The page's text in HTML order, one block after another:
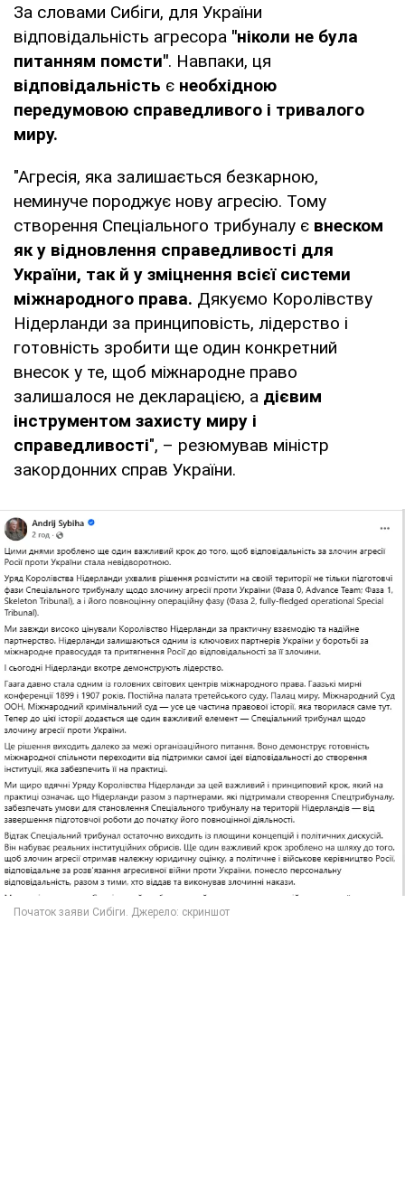
За словами Сибіги, для України
відповідальність агресора "ніколи не була
питанням помсти". Навпаки, ця
відповідальність є необхідною
передумовою справедливого і тривалого
миру.
"Агресія, яка залишається безкарною,
неминуче породжує нову агресію. Тому
створення Спеціального трибуналу є внеском
як у відновлення справедливості для
України, так й у зміцнення всієї системи
міжнародного права. Дякуємо Королівству
Нідерланди за принциповість, лідерство і
готовність зробити ще один конкретний
внесок у те, щоб міжнародне право
залишалося не декларацією, а дієвим
інструментом захисту миру і
справедливості", – резюмував міністр
закордонних справ України.